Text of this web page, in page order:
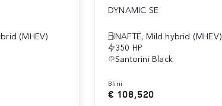
(MHEV)
DYNAMIC SE
NAFTË, Mild hybrid (MHEV)
350 HP
Santorini Black
blini
€ 108,520